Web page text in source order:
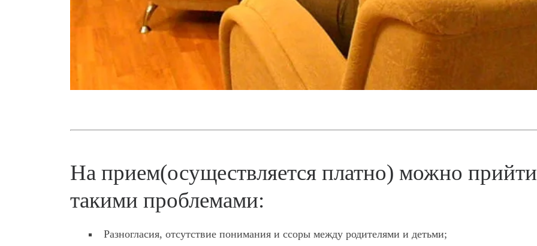
На прием(осуществляется платно) можно
такими проблемами:
Разногласия, отсутствие понимания и ссоры между родителями и детьми;